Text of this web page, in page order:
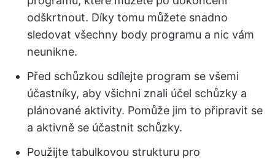
odškrtnout. Díky tomu můžete snadno
sledovat všechny body programu a nic vám
neunikne.
Před schůzkou sdílejte program se všemi
účastníky, aby všichni znali účel schůzky a
plánované aktivity. Pomůže jim to připravit se
a aktivně se účastnit schůzky.
Použijte tabulkovou strukturu pro